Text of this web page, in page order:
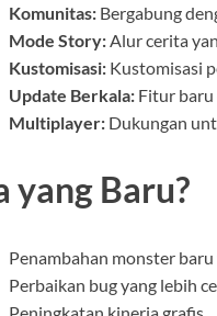
Komunitas: Bergabung
Mode Story: Alur cerita
Kustomisasi: Kustomisasi
Update Berkala: Fitur baru
Multiplayer: Dukungan
yang Baru?
Penambahan monster
Perbaikan bug yang lebih